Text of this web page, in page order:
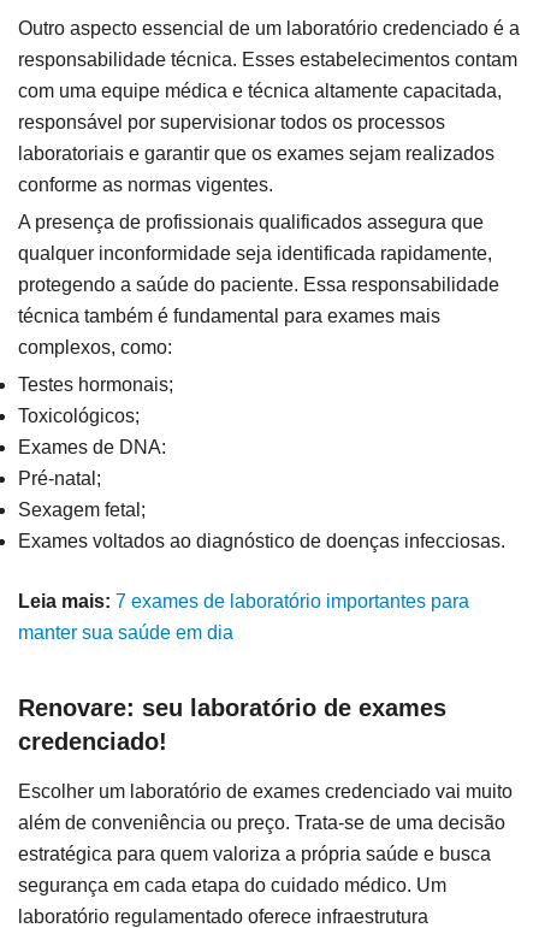
Outro aspecto essencial de um laboratório credenciado é a
responsabilidade técnica. Esses estabelecimentos contam
com uma equipe médica e técnica altamente capacitada,
responsável por supervisionar todos os processos
laboratoriais e garantir que os exames sejam realizados
conforme as normas vigentes.
A presença de profissionais qualificados assegura que
qualquer inconformidade seja identificada rapidamente,
protegendo a saúde do paciente. Essa responsabilidade
técnica também é fundamental para exames mais
complexos, como:
Testes hormonais;
Toxicológicos;
Exames de DNA:
Pré-natal;
Sexagem fetal;
Exames voltados ao diagnóstico de doenças infecciosas.
Leia mais: 7 exames de laboratório importantes para
manter sua saúde em dia
Renovare: seu laboratório de exames
credenciado!
Escolher um laboratório de exames credenciado vai muito
além de conveniência ou preço. Trata-se de uma decisão
estratégica para quem valoriza a própria saúde e busca
segurança em cada etapa do cuidado médico. Um
laboratório regulamentado oferece infraestrutura